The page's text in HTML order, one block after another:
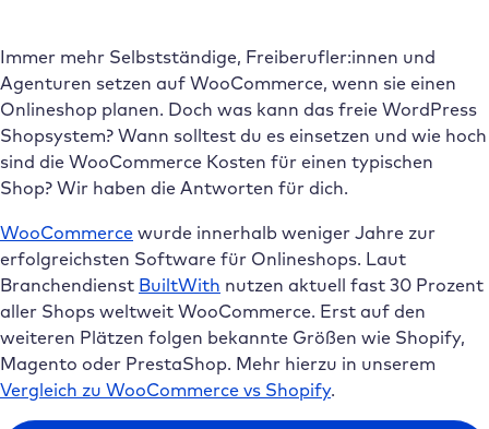
Immer mehr Selbstständige, Freiberufler:innen und
Agenturen setzen auf WooCommerce, wenn sie einen
Onlineshop planen. Doch was kann das freie WordPress
Shopsystem? Wann solltest du es einsetzen und wie hoch
sind die WooCommerce Kosten für einen typischen
Shop? Wir haben die Antworten für dich.
WooCommerce wurde innerhalb weniger Jahre zur
erfolgreichsten Software für Onlineshops. Laut
Branchendienst BuiltWith nutzen aktuell fast 30 Prozent
aller Shops weltweit WooCommerce. Erst auf den
weiteren Plätzen folgen bekannte Größen wie Shopify,
Magento oder PrestaShop. Mehr hierzu in unserem
Vergleich zu WooCommerce vs Shopify.